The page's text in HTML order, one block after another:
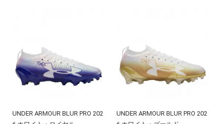
UNDER ARMOUR BLUR PRO 202
UNDER ARMOUR BLUR PRO 202